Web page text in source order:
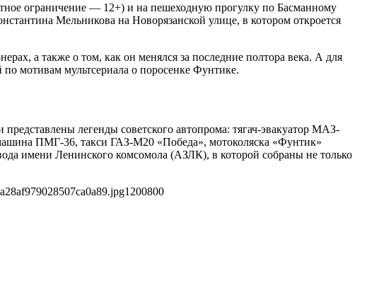
ограничение — 12+) и на пешеходную прогулку по Басманному
Мельникова на Новорязанской улице, в котором откроется
а также о том, как он менялся за последние полтора века. А для
мотивам мультсериала о поросенке Фунтике.
легенды советского автопрома: тягач-эвакуатор МАЗ-
ПМГ-36, такси ГАЗ-М20 «Победа», мотоколяска «Фунтик»
имени Ленинского комсомола (АЗЛК), в которой собраны не только
1200800